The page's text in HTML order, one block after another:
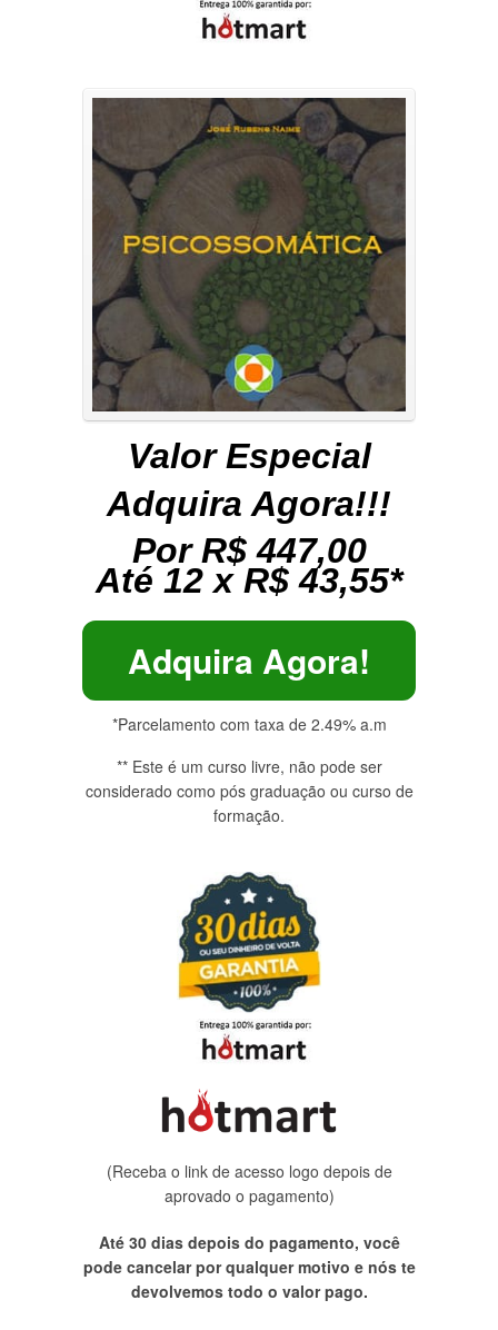
Valor Especial
Adquira Agora!!!
Por R$ 447,00
Até 12 x R$ 43,55*
Adquira Agora!
*Parcelamento com taxa de 2.49% a.m
** Este é um curso livre, não pode ser
considerado como pós graduação ou curso de
formação.
(Receba o link de acesso logo depois de
aprovado o pagamento)
Até 30 dias depois do pagamento, você
pode cancelar por qualquer motivo e nós te
devolvemos todo o valor pago.